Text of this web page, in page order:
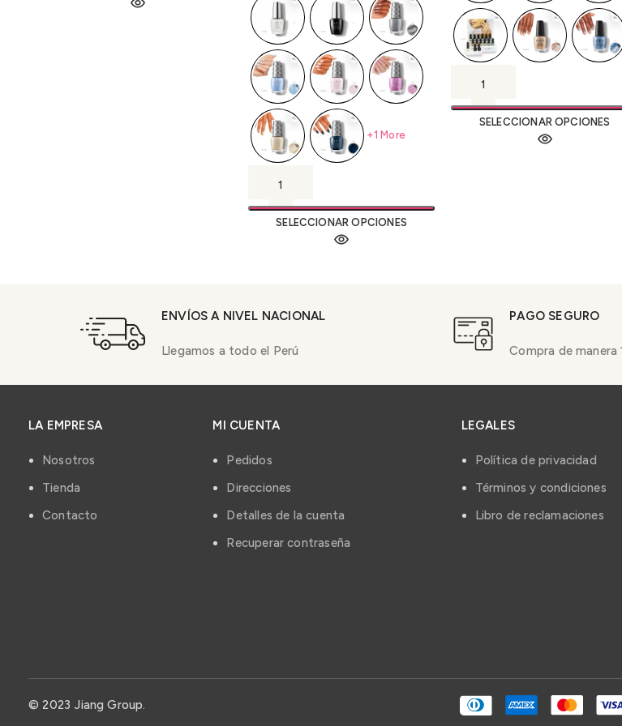
+1 More
SELECCIONAR OPCIONES
SELECCIONAR OPCIONES
ENVÍOS A NIVEL NACIONAL
Llegamos a todo el Perú
PAGO SEGURO
Compra de manera
LA EMPRESA
Nosotros
Tienda
Contacto
MI CUENTA
Pedidos
Direcciones
Detalles de la cuenta
Recuperar contraseña
LEGALES
Política de privacidad
Términos y condiciones
Libro de reclamaciones
© 2023 Jiang Group.